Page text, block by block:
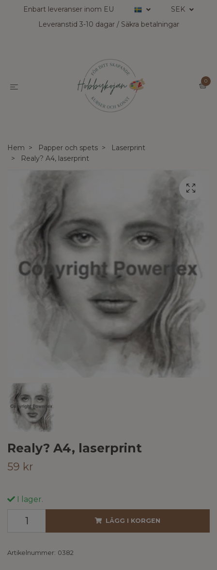
Enbart leveranser inom EU
SEK
Leveranstid 3-10 dagar / Säkra betalningar
0
Hem Papper och spets
Laserprint
Realy? A4, laserprint
Realy? A4, laserprint
59 kr
I lager.
LÄGG I KORGEN
Artikelnummer: 0382